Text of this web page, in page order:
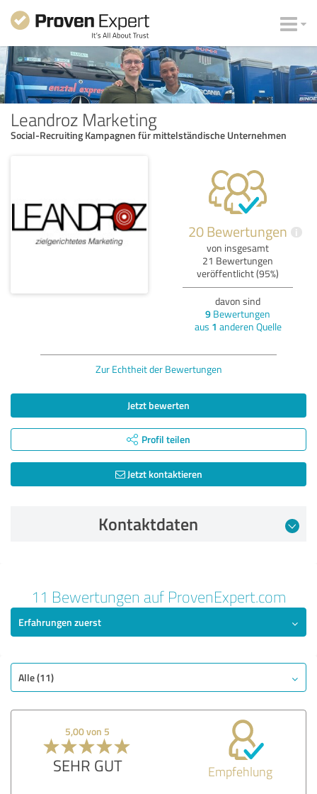
Leandroz Marketing
Social-Recruiting Kampagnen für mittelständische Unternehmen
20 Bewertungen i
von insgesamt
21 Bewertungen
veröffentlicht (95%)
davon sind
9 Bewertungen
aus 1 anderen Quelle
Zur Echtheit der Bewertungen
Jetzt bewerten
Profil teilen
Jetzt kontaktieren
Kontaktdaten
4,63 von 5
Qualität
Nutzen
Umsetzung
11 Bewertungen auf ProvenExpert.com
Erfahrungen zuerst
Alle (11)
5,00 von 5
SEHR GUT Empfehlung